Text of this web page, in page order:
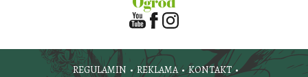
REGULAMIN REKLAMA
KONTAKT